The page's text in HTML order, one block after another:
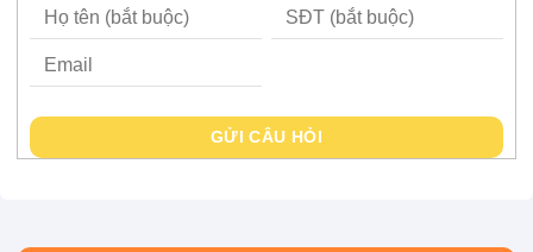
GỬI CÂU HỎI